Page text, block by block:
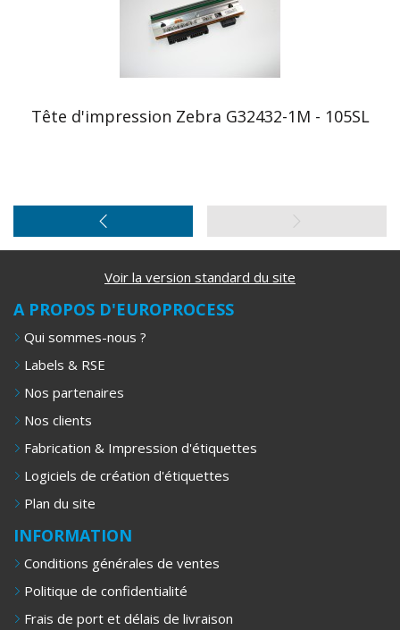
Tête d'impression Zebra G32432-1M - 105SL
Voir la version standard du site
A PROPOS D'EUROPROCESS
Qui sommes-nous ?
Labels & RSE
Nos partenaires
Nos clients
Fabrication & Impression d'étiquettes
Logiciels de création d'étiquettes
Plan du site
INFORMATION
Conditions générales de ventes
Politique de confidentialité
Frais de port et délais de livraison